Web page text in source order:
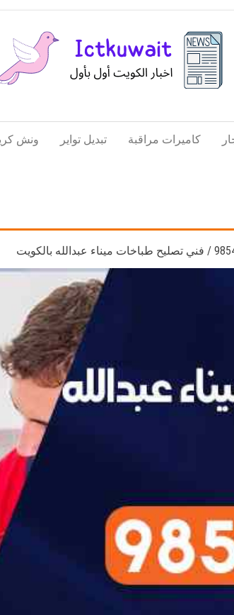
الكويت
تكنولوجيا
المعلومات
ونش تبديل تواير كاميرات مراقبة